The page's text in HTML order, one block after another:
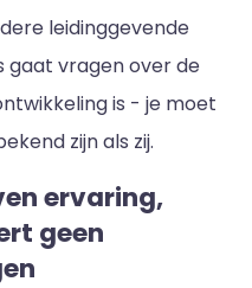
leidinggevende
gaat vragen over de
is - je moet
zijn als zij.
ervaring,
geen